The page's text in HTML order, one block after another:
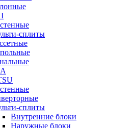
сплиты
сплиты
Внутренние блоки
Наружные блоки